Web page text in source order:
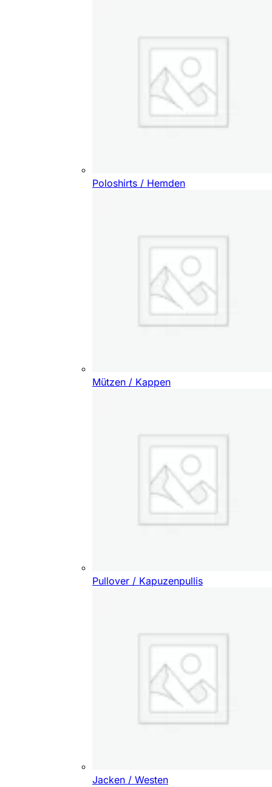
Poloshirts / Hemden
Mützen / Kappen
Pullover / Kapuzenpullis
Jacken / Westen